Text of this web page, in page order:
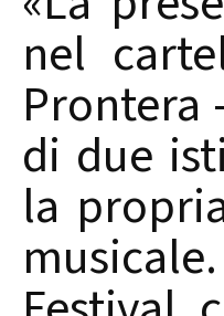
nel
Prontera
di due
la